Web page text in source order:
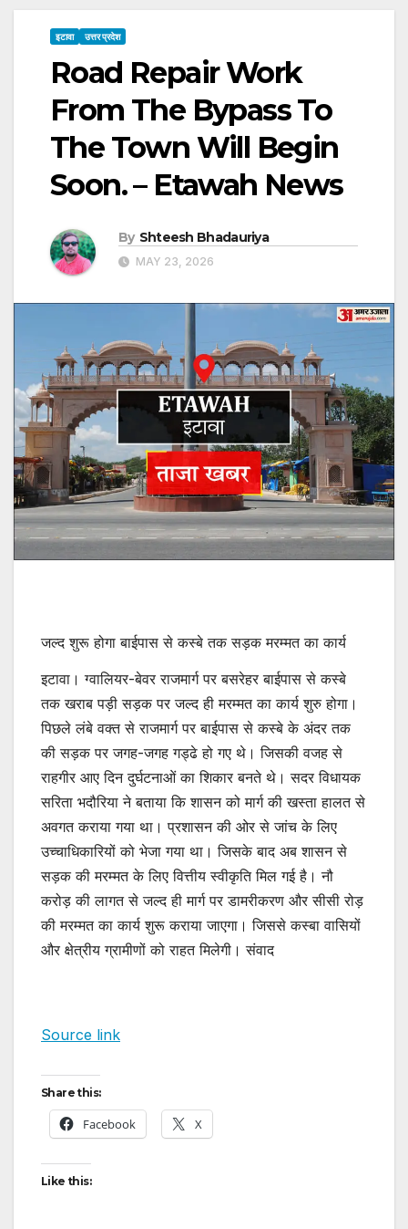
इटावा उत्तर प्रदेश
Road Repair Work
From The Bypass To
The Town Will Begin
Soon. – Etawah News
By Shteesh Bhadauriya
MAY 23, 2026
जल्द शुरू होगा बाईपास से कस्बे तक सड़क मरम्मत का कार्य
इटावा। ग्वालियर-बेवर राजमार्ग पर बसरेहर बाईपास से कस्बे
तक खराब पड़ी सड़क पर जल्द ही मरम्मत का कार्य शुरु होगा।
पिछले लंबे वक्त से राजमार्ग पर बाईपास से कस्बे के अंदर तक
की सड़क पर जगह-जगह गड्ढे हो गए थे। जिसकी वजह से
राहगीर आए दिन दुर्घटनाओं का शिकार बनते थे। सदर विधायक
सरिता भदौरिया ने बताया कि शासन को मार्ग की खस्ता हालत से
अवगत कराया गया था। प्रशासन की ओर से जांच के लिए
उच्चाधिकारियों को भेजा गया था। जिसके बाद अब शासन से
सड़क की मरम्मत के लिए वित्तीय स्वीकृति मिल गई है। नौ
करोड़ की लागत से जल्द ही मार्ग पर डामरीकरण और सीसी रोड़
की मरम्मत का कार्य शुरू कराया जाएगा। जिससे कस्बा वासियों
और क्षेत्रीय ग्रामीणों को राहत मिलेगी। संवाद
Source link
Share this:
Facebook X
Like this: